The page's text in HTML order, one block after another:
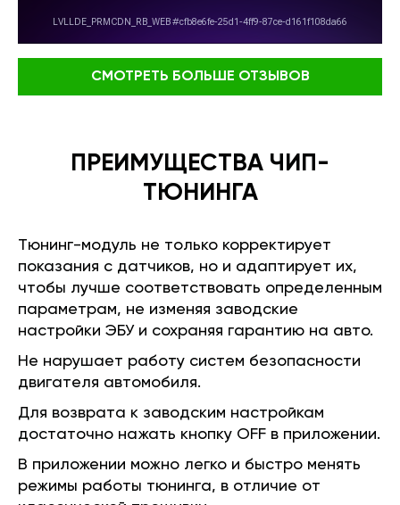
СМОТРЕТЬ БОЛЬШЕ ОТЗЫВОВ
ПРЕИМУЩЕСТВА ЧИП-
ТЮНИНГА
Тюнинг-модуль не только корректирует
показания с датчиков, но и адаптирует их,
чтобы лучше соответствовать определенным
параметрам, не изменяя заводские
настройки ЭБУ и сохраняя гарантию на авто.
Не нарушает работу систем безопасности
двигателя автомобиля.
Для возврата к заводским настройкам
достаточно нажать кнопку OFF в приложении.
В приложении можно легко и быстро менять
режимы работы тюнинга, в отличие от